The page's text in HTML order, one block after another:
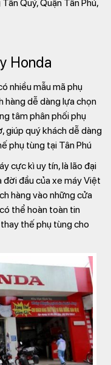
Quý, Quận Tân Phú,
Honda
nhiều mẫu mã phụ
hàng dễ dàng lựa chọn
tâm phân phối phụ
giúp quý khách dễ dàng
phụ tùng tại Tân Phú
cực kì uy tín, là lão đại
đời đầu của xe máy Việt
hàng vào những cửa
thể hoàn toàn tin
thế phụ tùng cho